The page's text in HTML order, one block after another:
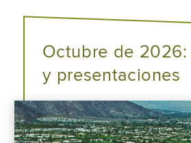
Octubre de 2026:
y presentaciones